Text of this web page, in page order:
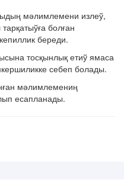
мәлимлемени излеў,
болған
береди.
тосқынлық етиў ямаса
себеп болады.
мәлимлемениң
есапланады.